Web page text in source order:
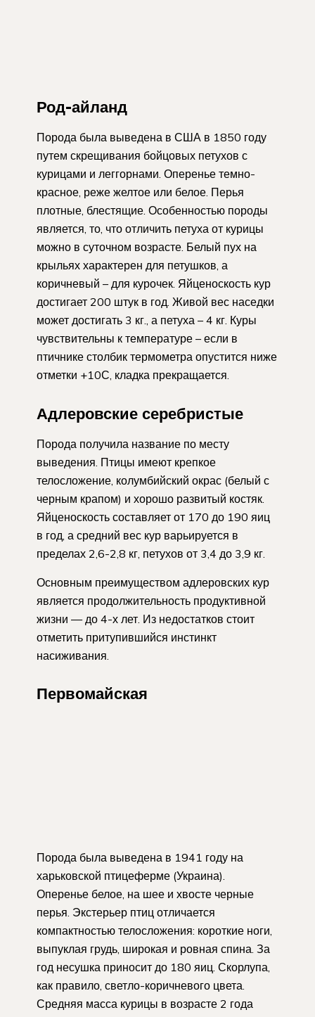
Род-айланд
Порода была выведена в США в 1850 году
путем скрещивания бойцовых петухов с
курицами и леггорнами. Оперенье темно-
красное, реже желтое или белое. Перья
плотные, блестящие. Особенностью породы
является, то, что отличить петуха от курицы
можно в суточном возрасте. Белый пух на
крыльях характерен для петушков, а
коричневый – для курочек. Яйценоскость кур
достигает 200 штук в год. Живой вес наседки
может достигать 3 кг., а петуха – 4 кг. Куры
чувствительны к температуре – если в
птичнике столбик термометра опустится ниже
отметки +10С, кладка прекращается.
Адлеровские серебристые
Порода получила название по месту
выведения. Птицы имеют крепкое
телосложение, колумбийский окрас (белый с
черным крапом) и хорошо развитый костяк.
Яйценоскость составляет от 170 до 190 яиц
в год, а средний вес кур варьируется в
пределах 2,6-2,8 кг, петухов от 3,4 до 3,9 кг.
Основным преимуществом адлеровских кур
является продолжительность продуктивной
жизни — до 4-х лет. Из недостатков стоит
отметить притупившийся инстинкт
насиживания.
Первомайская
Порода была выведена в 1941 году на
харьковской птицеферме (Украина).
Оперенье белое, на шее и хвосте черные
перья. Экстерьер птиц отличается
компактностью телосложения: короткие ноги,
выпуклая грудь, широкая и ровная спина. За
год несушка приносит до 180 яиц. Скорлупа,
как правило, светло-коричневого цвета.
Средняя масса курицы в возрасте 2 года